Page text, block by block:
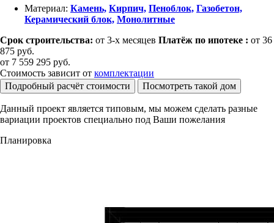
Материал: Камень, Кирпич, Пеноблок, Газобетон,
Керамический блок, Монолитные
Срок строительства: от 3-х месяцев Платёж по ипотеке : от 36
875 руб.
от 7 559 295 руб.
Стоимость зависит от комплектации
Подробный расчёт стоимости
Посмотреть такой дом
Данный проект является типовым, мы можем сделать разные
вариации проектов специально под Ваши пожелания
Планировка